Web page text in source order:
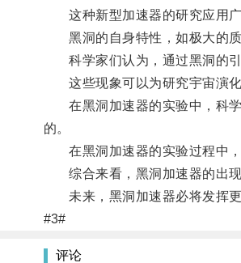
这种新型加速器的研究应用广
黑洞的自身特性，如极大的质
科学家们认为，通过黑洞的引
这些现象可以为研究宇宙演化
在黑洞加速器的实验中，科学
的。
在黑洞加速器的实验过程中，
综合来看，黑洞加速器的出现
未来，黑洞加速器必将发挥更
#3#
评论